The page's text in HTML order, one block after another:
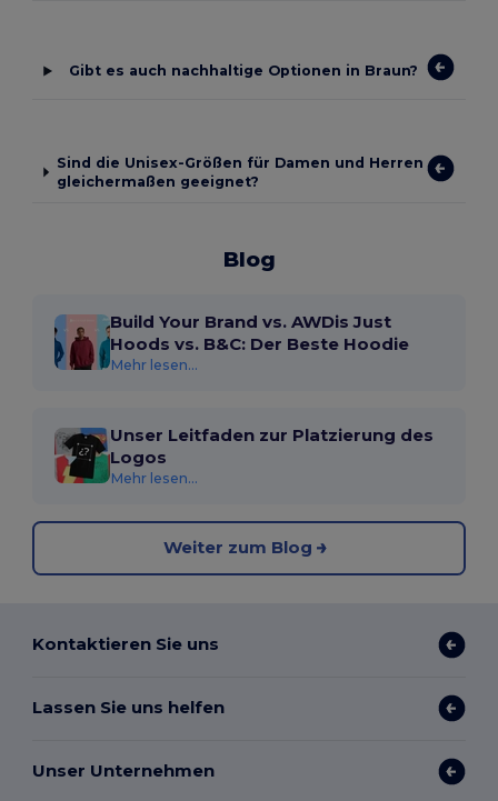
Gibt es auch nachhaltige Optionen in Braun?
Sind die Unisex-Größen für Damen und Herren
gleichermaßen geeignet?
Blog
Build Your Brand vs. AWDis Just
Hoods vs. B&C: Der Beste Hoodie
Mehr lesen...
Unser Leitfaden zur Platzierung des
Logos
Mehr lesen...
Weiter zum Blog
Kontaktieren Sie uns
Lassen Sie uns helfen
Unser Unternehmen